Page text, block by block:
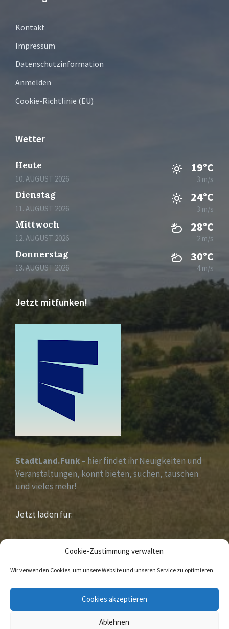
Cookie-Zustimmung verwalten
Wir verwenden Cookies, um unsere Website und unseren Service zu optimieren.
Cookies akzeptieren
Ablehnen
Kontakt
Impressum
Datenschutzinformation
Anmelden
Cookie-Richtlinie (EU)
Wetter
Heute
10. AUGUST 2026
19°C
3 m/s
Dienstag
11. AUGUST 2026
24°C
3 m/s
Mittwoch
12. AUGUST 2026
28°C
2 m/s
Donnerstag
13. AUGUST 2026
30°C
4 m/s
Jetzt mitfunken!
StadtLand.Funk– hier findet ihr Neuigkeiten und
Veranstaltungen, könnt bieten, suchen, tauschen
und vieles mehr!
Jetzt laden für:
iOS &Android
© 2020 Sandebeck Im Naturpark „ Eggegebirge